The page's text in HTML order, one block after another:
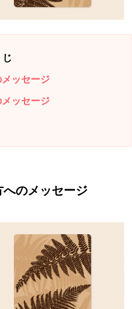
じ
ッセージ
ッセージ
のメッセージ